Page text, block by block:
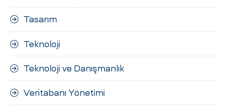
Tasarım
Teknoloji
Teknoloji ve Danışmanlık
Veritabanı Yönetimi